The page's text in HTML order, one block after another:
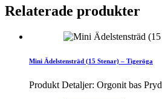
Relaterade produkter
Mini Ädelstensträd (15 Stenar) – Tigeröga
Produkt Detaljer: Orgonit bas Pryd